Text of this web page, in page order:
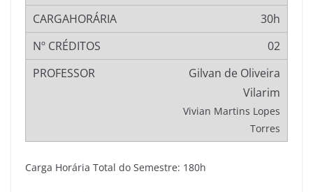
30h
02
Gilvan de Oliveira
Vilarim
Vivian Martins Lopes
Torres
Carga Horária Total do Semestre: 180h